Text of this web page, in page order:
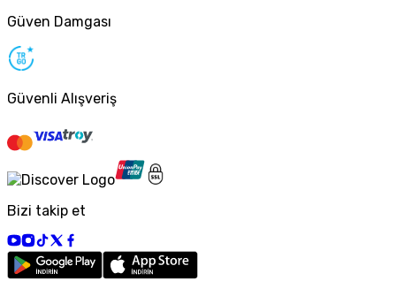
Güven Damgası
Güvenli Alışveriş
Bizi takip et